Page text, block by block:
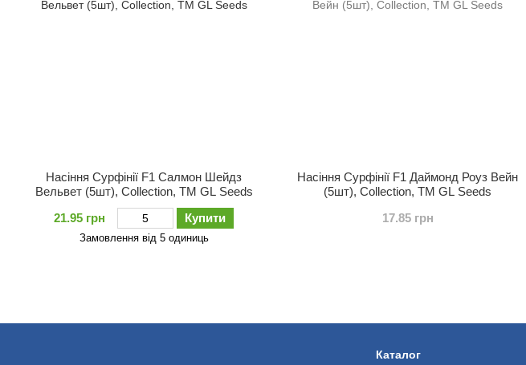
Насіння Сурфiнiї F1 Салмон Шейдз
Вельвет (5шт), Collection, TM GL Seeds
21.95 грн
Купити
Замовлення від 5 одиниць
Насіння Сурфiнiї F1 Даймонд Роуз Вейн
(5шт), Collection, TM GL Seeds
17.85 грн
Каталог